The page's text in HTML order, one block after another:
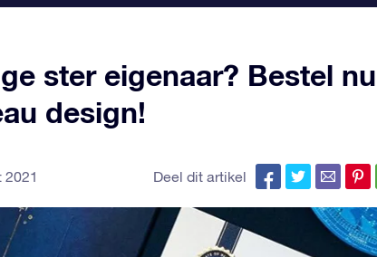
ster eigenaar? Bestel nu
design!
2021 Deel dit artikel